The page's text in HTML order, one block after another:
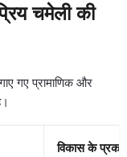
चमेली की
गए प्रामाणिक और
विकास के प्रकार